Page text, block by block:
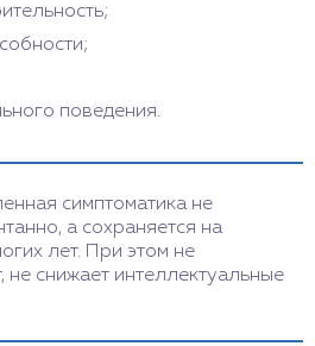
поведения.
симптоматика не
а сохраняется на
лет. При этом не
не снижает интеллектуальные